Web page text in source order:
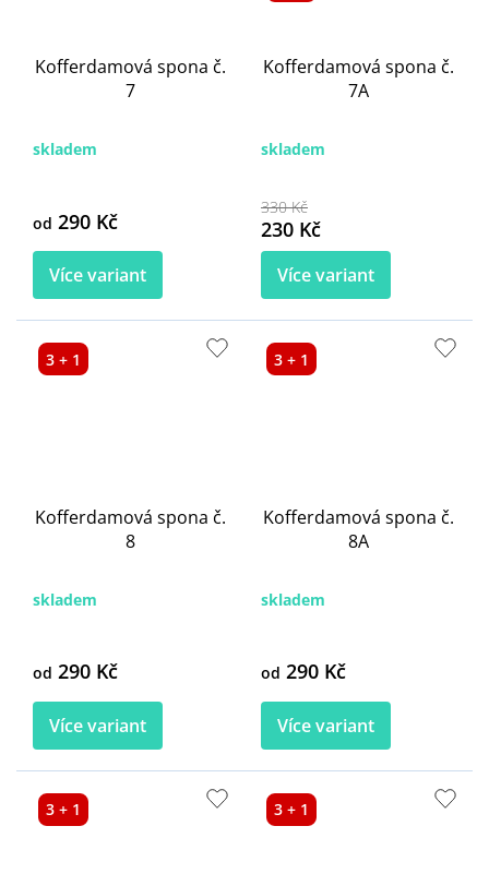
Kofferdamová spona č.
7
skladem
od 290 Kč
Více variant
Kofferdamová spona č.
7A
skladem
330 Kč
230 Kč
Více variant
3 + 1
Kofferdamová spona č.
8
skladem
od 290 Kč
Více variant
3 + 1
Kofferdamová spona č.
8A
skladem
od 290 Kč
Více variant
3 + 1 3 + 1